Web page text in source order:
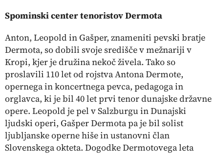
Spominski center tenoristov Dermota
Anton, Leopold in Gašper, znameniti pevski bratje
Dermota, so dobili svoje središče v mežnariji v
Kropi, kjer je družina nekoč živela. Tako so
proslavili 110 let od rojstva Antona Dermote,
opernega in koncertnega pevca, pedagoga in
orglavca, ki je bil 40 let prvi tenor dunajske državne
opere. Leopold je pel v Salzburgu in Dunajski
ljudski operi, Gašper Dermota pa je bil solist
ljubljanske operne hiše in ustanovni član
Slovenskega okteta. Dogodke Dermotovega leta